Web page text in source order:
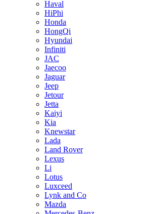
Haval
HiPhi
Honda
HongQi
Hyundai
Infiniti
JAC
Jaecoo
Jaguar
Jeep
Jetour
Jetta
Kaiyi
Kia
Knewstar
Lada
Land Rover
Lexus
Li
Lotus
Luxceed
Lynk and Co
Mazda